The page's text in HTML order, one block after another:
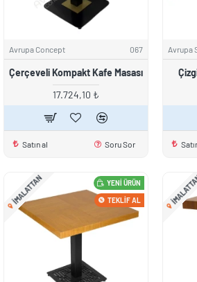
Avrupa Concept 067
Çerçeveli Kompakt Kafe Masası
17.724,10 ₺
Satın al Soru Sor
Avrupa
YENI ÜRÜN
IMALATTAN TEKLIF AL